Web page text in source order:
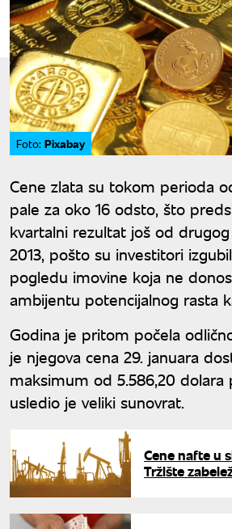
Foto: Pixabay
Cene zlata su tokom perioda
pale za oko 16 odsto, što
kvartalni rezultat još od
2013, pošto su investitori
pogledu imovine koja ne
ambijentu potencijalnog rasta
Godina je pritom počela
je njegova cena 29. januara
maksimum od 5.586,20 dolara
usledio je veliki sunovrat.
Cene nafte u
Tržište